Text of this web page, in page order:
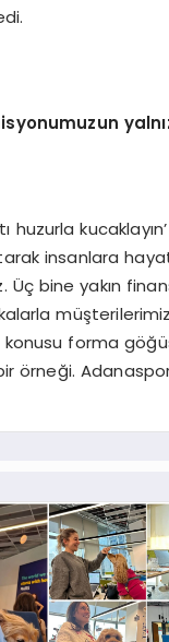
huzurla
insanlara
bine yakın
forma